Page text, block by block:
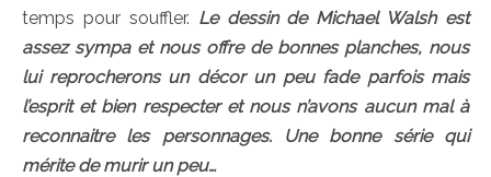
temps pour souffler. Le dessin de Michael Walsh est
assez sympa et nous offre de bonnes planches, nous
lui reprocherons un décor un peu fade parfois mais
l’esprit et bien respecter et nous n’avons aucun mal à
reconnaitre les personnages. Une bonne série qui
mérite de murir un peu…